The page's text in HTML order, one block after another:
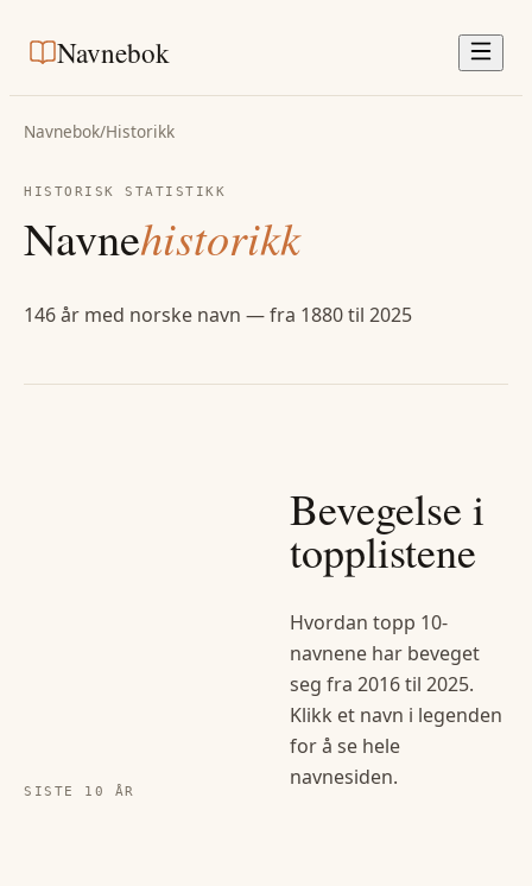
Navnebok
Navnebok/Historikk
HISTORISK STATISTIKK
Navnehistorikk
146år med norske navn — fra 1880til 2025
SISTE 10 ÅR
Bevegelse i
topplistene
Hvordan topp 10-
navnene har beveget
seg fra 2016til 2025.
Klikk et navn i legenden
for å se hele
navnesiden.